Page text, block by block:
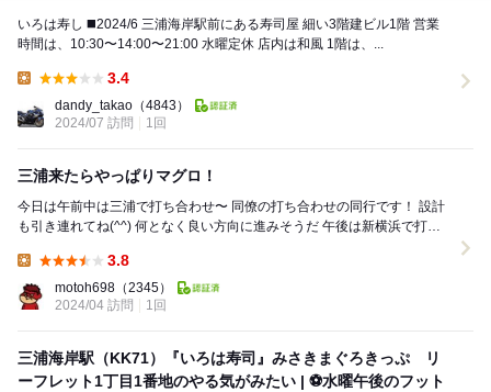
いろは寿し ◼️2024/6 三浦海岸駅前にある寿司屋 細い3階建ビル1階 営業
時間は、10:30〜14:00〜21:00 水曜定休 店内は和風 1階は、...
3.4
dandy_takao （4843）
2024/07 訪問
1回
三浦来たらやっぱりマグロ！
今日は午前中は三浦で打ち合わせ〜 同僚の打ち合わせの同行です！ 設計
も引き連れてね(^^) 何となく良い方向に進みそうだ 午後は新横浜で打ち
3.8
motoh698 （2345）
2024/04 訪問
1回
三浦海岸駅（KK71）『いろは寿司』みさきまぐろきっぷ リ
ーフレット1丁目1番地のやる気がみたい | ⚽水曜午後のフット